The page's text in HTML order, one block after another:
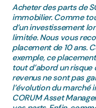
Acheter des parts de
immobilier. Comme
d’un investissement
limitée. Nous vous
placement de 10 ans.
exemple, ce
tout d’abord un risque
revenus ne sont pas
l’évolution du marché
CORUM Asset